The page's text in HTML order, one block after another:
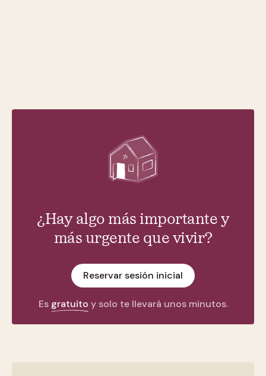
¿Hay algo más importante y
más urgente que vivir?
Reservar sesión inicial
Es gratuito y solo te llevará unos minutos.